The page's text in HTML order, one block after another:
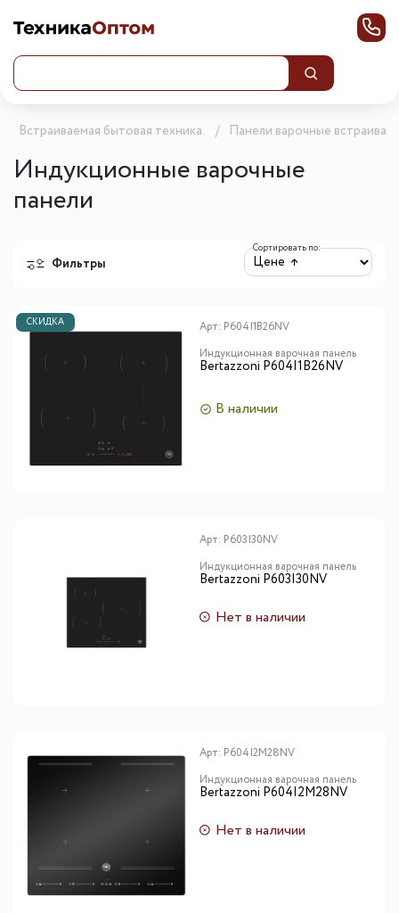
Встраиваемая бытовая техника Панели варочные
Индукционные варочные
панели
Фильтры
Сортировать по:
СКИДКА Арт: P604I1B26NV
Индукционная варочная панель
Bertazzoni P604I1B26NV
В наличии
Арт: P603I30NV
Индукционная варочная панель
Bertazzoni P603I30NV
Нет в наличии
Арт: P604I2M28NV
Индукционная варочная панель
Bertazzoni P604I2M28NV
Нет в наличии